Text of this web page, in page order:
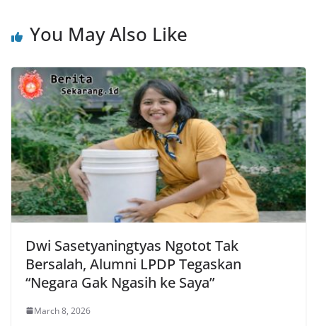
You May Also Like
Dwi Sasetyaningtyas Ngotot Tak
Bersalah, Alumni LPDP Tegaskan
“Negara Gak Ngasih ke Saya”
March 8, 2026